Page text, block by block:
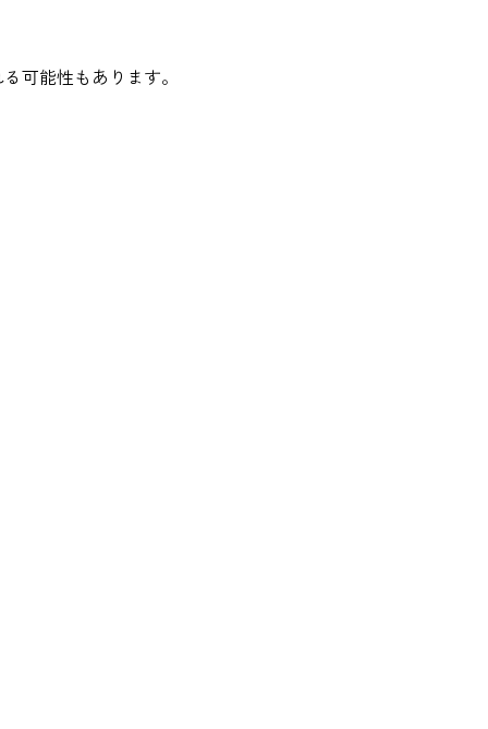
可能性もあります。